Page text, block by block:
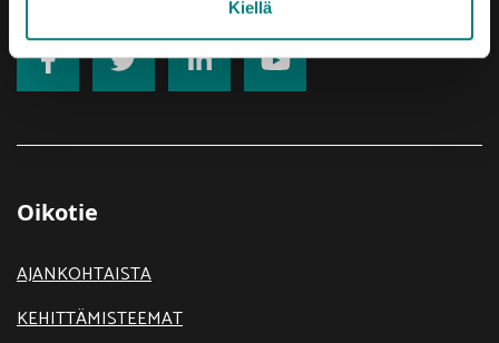
Kiellä
Oikotie
AJANKOHTAISTA
KEHITTÄMISTEEMAT